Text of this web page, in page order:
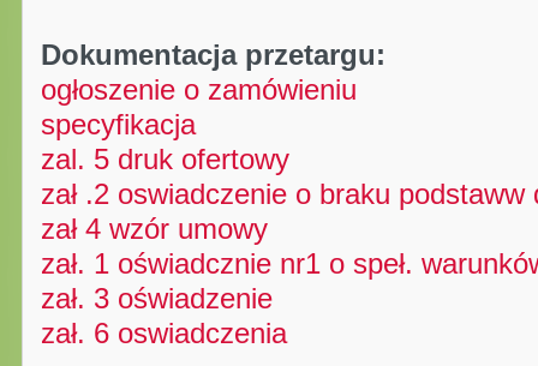
Dokumentacja przetargu:
ogłoszenie o zamówieniu
specyfikacja
zal. 5 druk ofertowy
zał .2 oswiadczenie o braku podstaww
zał 4 wzór umowy
zał. 1 oświadcznie nr1 o speł.
zał. 3 oświadzenie
zał. 6 oswiadczenia